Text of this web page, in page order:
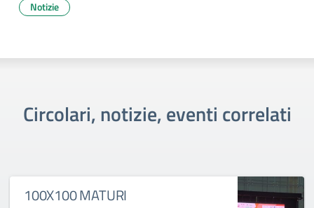
Notizie
Circolari, notizie, eventi correlati
100X100 MATURI